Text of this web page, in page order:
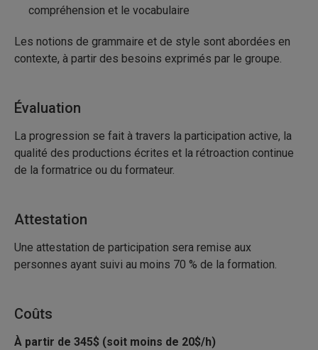
compréhension et le vocabulaire
Les notions de grammaire et de style sont abordées en
contexte, à partir des besoins exprimés par le groupe.
Évaluation
La progression se fait à travers la participation active, la
qualité des productions écrites et la rétroaction continue
de la formatrice ou du formateur.
Attestation
Une attestation de participation sera remise aux
personnes ayant suivi au moins 70 % de la formation.
Coûts
À partir de 345$ (soit moins de 20$/h)